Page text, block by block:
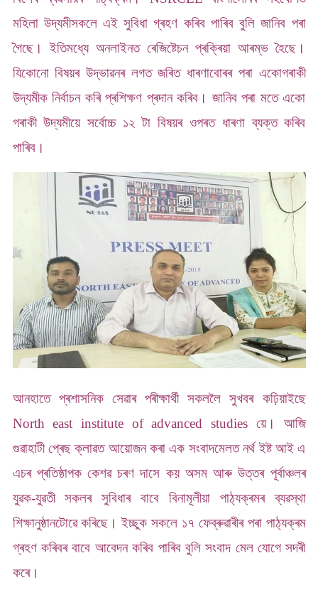
মহিলা উদ্যমীসকলে এই সুবিধা গ্ৰহণ কৰিব পাৰিব বুলি জানিব পৰা
গৈছে। ইতিমধ্যে অনলাইনত ৰেজিষ্টেচন প্ৰক্ৰিয়া আৰম্ভ হৈছে।
যিকোনো বিষয়ৰ উদ্ভাৱনৰ লগত জৰিত ধাৰণাবোৰৰ পৰা একোগৰাকী
উদ্যমীক নিৰ্বাচন কৰি প্ৰশিক্ষণ প্ৰদান কৰিব। জানিব পৰা মতে একো
গৰাকী উদ্যমীয়ে সৰ্বোচ্চ ১২ টা বিষয়ৰ ওপৰত ধাৰণা ব্যক্ত কৰিব
পাৰিব।
আনহাতে প্ৰশাসনিক সেৱাৰ পৰীক্ষাৰ্থী সকললৈ সুখবৰ কঢ়িয়াইছে
North east institute of advanced studies য়ে। আজি
গুৱাহাটী প্ৰেছ ক্লাৱত আয়োজন কৰা এক সংবাদমেলত নৰ্থ ইষ্ট আই এ
এচৰ প্ৰতিষ্ঠাপক কেশৱ চৰণ দাসে কয় অসম আৰু উত্তৰ পূৰ্বাঞ্চলৰ
যুৱক-যুৱতী সকলৰ সুবিধাৰ বাবে বিনামূলীয়া পাঠ্যক্ৰমৰ ব্যৱস্থা
শিক্ষানুষ্ঠানটোৱে কৰিছে। ইচ্ছুক সকলে ১৭ ফেব্ৰুৱাৰীৰ পৰা পাঠ্যক্ৰম
গ্ৰহণ কৰিবৰ বাবে আবেদন কৰিব পাৰিব বুলি সংবাদ মেল যোগে সদৰী
কৰে।